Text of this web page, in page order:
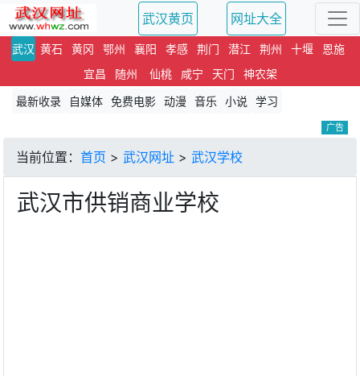
武汉黄页 网址大全
武汉 黄石 黄冈 鄂州 襄阳 孝感 荆门 潜江 荆州 十堰
恩施
宜昌
随州 仙桃 咸宁 天门
神农架
最新收录
自媒体 免费电影 动漫 音乐 小说 学习
广告
当前位置： 首页 > 武汉网址 > 武汉学校
武汉市供销商业学校